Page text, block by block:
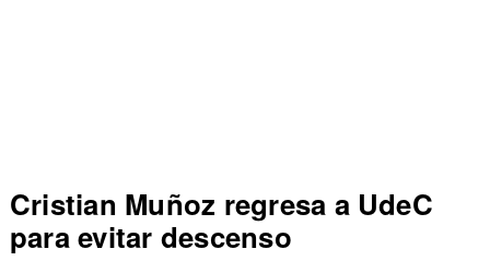
Colo Colo rompe récord en Liga
de Primera al vencer a Everton